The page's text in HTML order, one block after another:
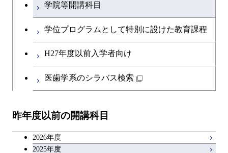
学院等開講科目
学位プログラムとして特別に設けた教育課程
H27年度以前入学者向け
医歯学系のシラバス検索
昨年度以前の開講科目
2026年度
2025年度